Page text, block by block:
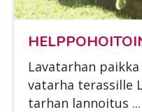
La­va­tar­han
va­tar­ha te­ras­sil­le
tar­han lan­noi­tus ...